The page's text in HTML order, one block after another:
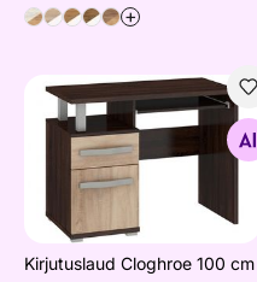
+
Kirjutuslaud Cloghroe 100
Otsi sarnaseid
Kirjutuslaud Cloghroe 100 cm